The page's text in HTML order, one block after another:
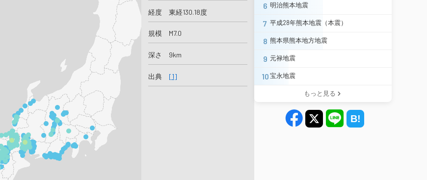
経度 東経130.18度
規模 M7.0
深さ 9km
出典 [1]
6 明治熊本地震
7 平成28年熊本地震（本震）
8 熊本県熊本地方地震
9 元禄地震
10宝永地震
もっと見る